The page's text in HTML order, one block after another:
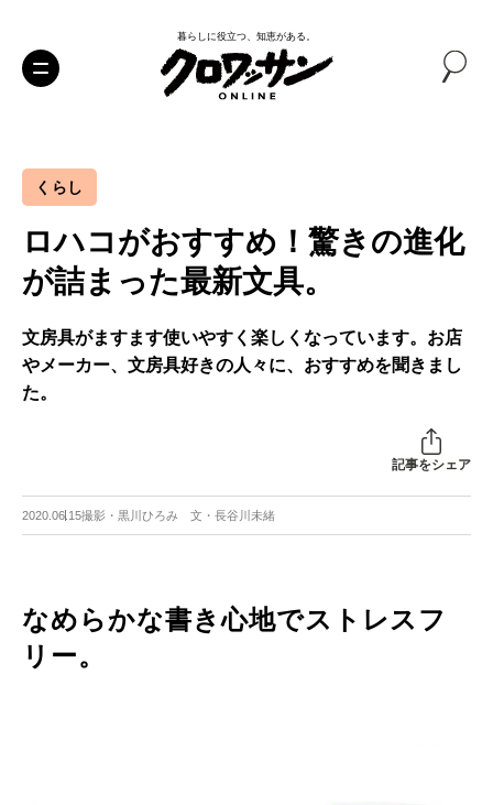
暮らしに役立つ、知恵がある。
くらし
ロハコがおすすめ！驚きの進化
が詰まった最新文具。
文房具がますます使いやすく楽しくなっています。お店
やメーカー、文房具好きの人々に、おすすめを聞きまし
た。
記事をシェア
2020.06.15撮影・黒川ひろみ 文・長谷川未緒
なめらかな書き心地でストレスフ
リー。